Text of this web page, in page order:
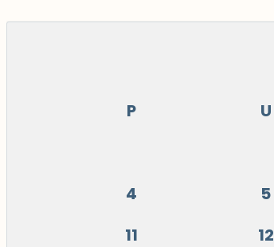
P U
4
5
11
12